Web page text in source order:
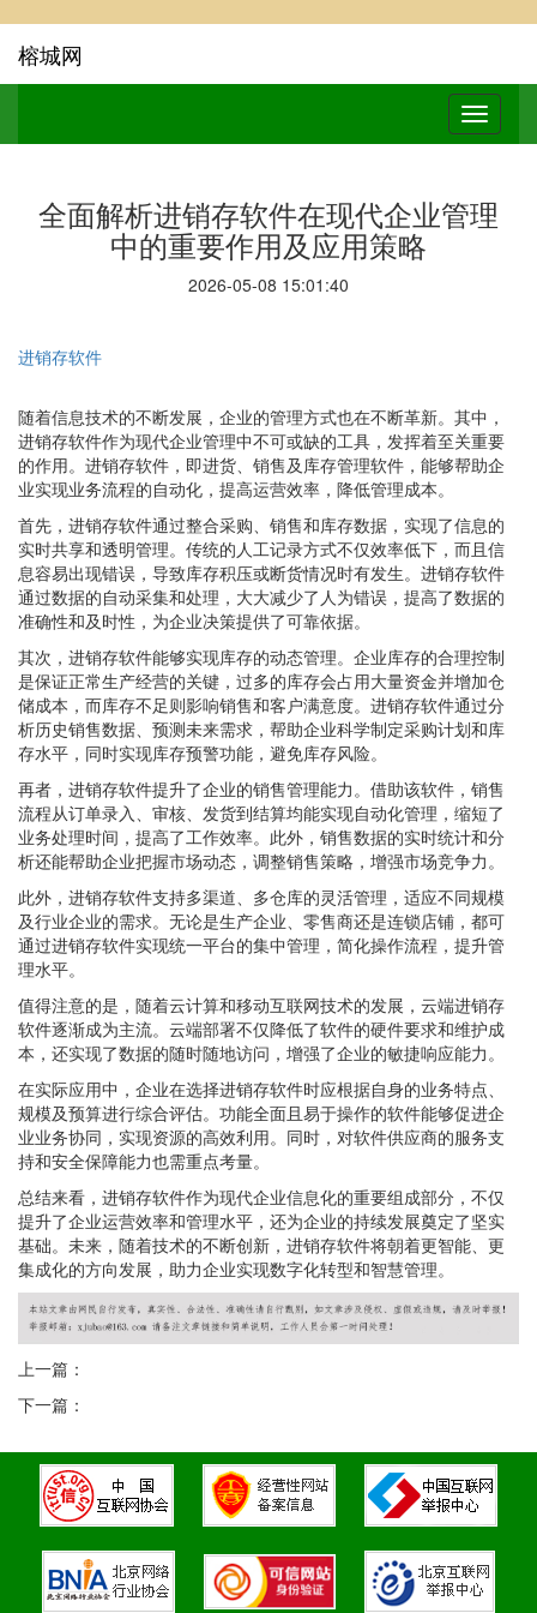
榕城网
全面解析进销存软件在现代企业管理
中的重要作用及应用策略
2026-05-08 15:01:40
进销存软件
随着信息技术的不断发展，企业的管理方式也在不断革新。其中，
进销存软件作为现代企业管理中不可或缺的工具，发挥着至关重要
的作用。进销存软件，即进货、销售及库存管理软件，能够帮助企
业实现业务流程的自动化，提高运营效率，降低管理成本。
首先，进销存软件通过整合采购、销售和库存数据，实现了信息的
实时共享和透明管理。传统的人工记录方式不仅效率低下，而且信
息容易出现错误，导致库存积压或断货情况时有发生。进销存软件
通过数据的自动采集和处理，大大减少了人为错误，提高了数据的
准确性和及时性，为企业决策提供了可靠依据。
其次，进销存软件能够实现库存的动态管理。企业库存的合理控制
是保证正常生产经营的关键，过多的库存会占用大量资金并增加仓
储成本，而库存不足则影响销售和客户满意度。进销存软件通过分
析历史销售数据、预测未来需求，帮助企业科学制定采购计划和库
存水平，同时实现库存预警功能，避免库存风险。
再者，进销存软件提升了企业的销售管理能力。借助该软件，销售
流程从订单录入、审核、发货到结算均能实现自动化管理，缩短了
业务处理时间，提高了工作效率。此外，销售数据的实时统计和分
析还能帮助企业把握市场动态，调整销售策略，增强市场竞争力。
此外，进销存软件支持多渠道、多仓库的灵活管理，适应不同规模
及行业企业的需求。无论是生产企业、零售商还是连锁店铺，都可
通过进销存软件实现统一平台的集中管理，简化操作流程，提升管
理水平。
值得注意的是，随着云计算和移动互联网技术的发展，云端进销存
软件逐渐成为主流。云端部署不仅降低了软件的硬件要求和维护成
本，还实现了数据的随时随地访问，增强了企业的敏捷响应能力。
在实际应用中，企业在选择进销存软件时应根据自身的业务特点、
规模及预算进行综合评估。功能全面且易于操作的软件能够促进企
业业务协同，实现资源的高效利用。同时，对软件供应商的服务支
持和安全保障能力也需重点考量。
总结来看，进销存软件作为现代企业信息化的重要组成部分，不仅
提升了企业运营效率和管理水平，还为企业的持续发展奠定了坚实
基础。未来，随着技术的不断创新，进销存软件将朝着更智能、更
集成化的方向发展，助力企业实现数字化转型和智慧管理。
上一篇：
下一篇：